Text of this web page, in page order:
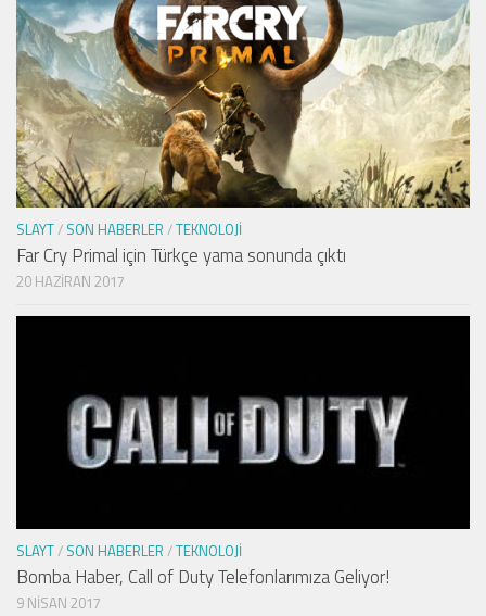
SLAYT/ SON HABERLER /TEKNOLOJI
Far Cry Primal için Türkçe yama sonunda çıktı
20 HAZIRAN 2017
SLAYT/ SON HABERLER /TEKNOLOJI
Bomba Haber, Call of Duty Telefonlarımıza Geliyor!
9 NISAN 2017